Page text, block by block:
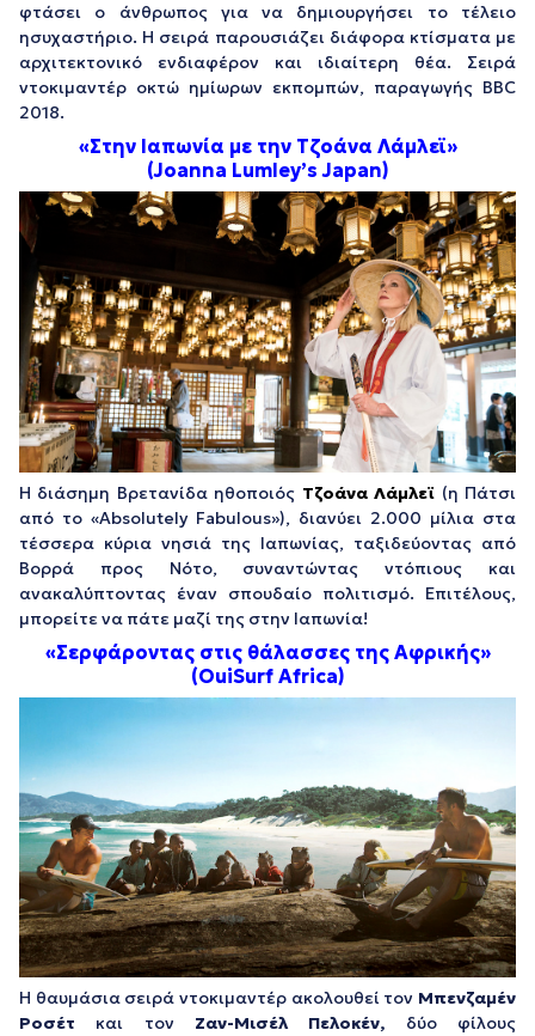
φτάσει ο άνθρωπος για να δημιουργήσει το τέλειο
ησυχαστήριο. Η σειρά παρουσιάζει διάφορα κτίσματα με
αρχιτεκτονικό ενδιαφέρον και ιδιαίτερη θέα. Σειρά
ντοκιμαντέρ οκτώ ημίωρων εκπομπών, παραγωγής BBC
2018.
«Στην Ιαπωνία με την Τζοάνα Λάμλεϊ»
(Joanna Lumley’s Japan)
Η διάσημη Βρετανίδα ηθοποιός Τζοάνα Λάμλεϊ (η Πάτσι
από το «Absolutely Fabulous»), διανύει 2.000 μίλια στα
τέσσερα κύρια νησιά της Ιαπωνίας, ταξιδεύοντας από
Βορρά προς Νότο, συναντώντας ντόπιους και
ανακαλύπτοντας έναν σπουδαίο πολιτισμό. Επιτέλους,
μπορείτε να πάτε μαζί της στην Ιαπωνία!
«Σερφάροντας στις θάλασσες της Αφρικής»
(OuiSurf Africa)
Η θαυμάσια σειρά ντοκιμαντέρ ακολουθεί τον Μπενζαμέν
Ροσέτ και τον Ζαν-Μισέλ Πελοκέν, δύο φίλους